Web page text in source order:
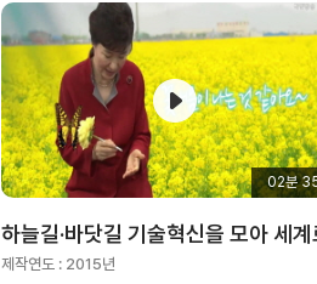
02분
하늘길·바닷길 기술혁신을 모아 세계
제작연도 : 2015년